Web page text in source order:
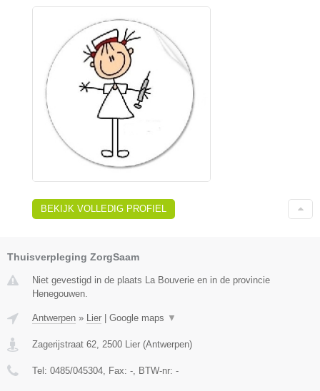
BEKIJK VOLLEDIG PROFIEL
Thuisverpleging ZorgSaam
Niet gevestigd in de plaats La Bouverie en in de provincie
Henegouwen.
Antwerpen » Lier Google maps ▼
Zagerijstraat 62, 2500 Lier (Antwerpen)
Tel: 0485/045304, Fax: -, BTW-nr: -